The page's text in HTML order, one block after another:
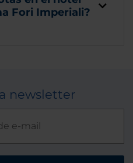
Fori Imperiali?
newsletter